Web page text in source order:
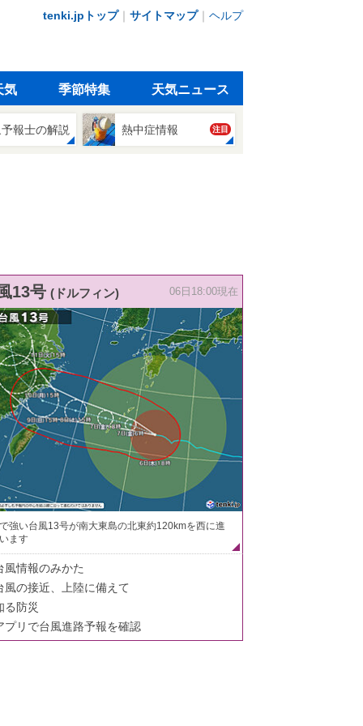
tenki.jpトップ｜ サイトマップ｜ ヘルプ
気 季節特集 天気ニュース
報士の解説 熱中症情報 注目
13号 (ドルフィン) 06日18:00現在
強い台風13号が南大東島の北東約120kmを西に進
ます
風情報のみかた
風の接近、上陸に備えて
る防災
プリで台風進路予報を確認